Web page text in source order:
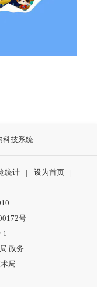
科技系统
统计 | 设为首页
|
号
1
.政务
局